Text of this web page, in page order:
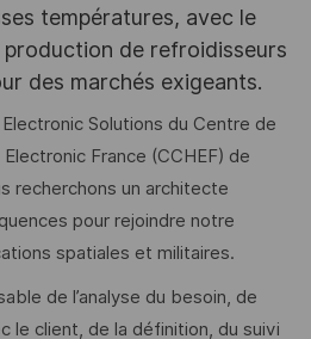
températures, avec le
de refroidisseurs
des marchés exigeants.
Solutions du Centre de
France (CCHEF) de
recherchons un architecte
pour rejoindre notre
spatiales et militaires.
de l’analyse du besoin, de
le client, de la définition, du suivi